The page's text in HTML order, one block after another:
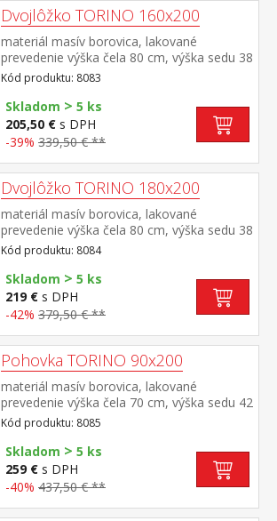
Dvojlôžko TORINO 160x200
materiál masív borovica, lakované
prevedenie výška čela 80 cm, výška sedu 38
cm, cena bez roštu a matraca minimálna
odporúčaná výška matraca 15 cm
odporúčaný rozmer matraca 160 × 200 cm
alebo 2 kusy 80 × 200 cm a rošt R2
odporúčaná nosnosť do 120 kg na každej
polovici postele
Kód produktu: 8083
Skladom > 5 ks
205,50 € s DPH
-39% 339,50 € **
Dvojlôžko TORINO 180x200
materiál masív borovica, lakované
prevedenie výška čela 80 cm, výška sedu 38
cm, cena bez roštu a matraca minimálna
odporúčaná výška matraca 15
cm odporúčaný rozmer matraca 180 × 200
cm alebo 2 kusy 90 × 200 cm a rošt R4
alebo 2 kusy R1 odporúčaná nosnosť do
120 kg na každej polovici postele
Kód produktu: 8084
Skladom > 5 ks
219 € s DPH
-42% 379,50 € **
Pohovka TORINO 90x200
materiál masív borovica, lakované
prevedenie výška čela 70 cm, výška sedu 42
cm, cena bez roštu a matraca minimálna
odporúčaná výška matraca 15
cm odporúčaný rozmer matraca 90 × 200
cm a rošt R1 k pohovke možné dokúpiť
výsuvnú prístelku TORINO 8086 alebo
Kód produktu: 8085
Skladom > 5 ks
259 € s DPH
-40% 437,50 € **